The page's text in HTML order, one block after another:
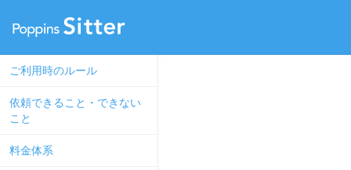
ご利用時のルール
依頼できること・できない
こと
料金体系